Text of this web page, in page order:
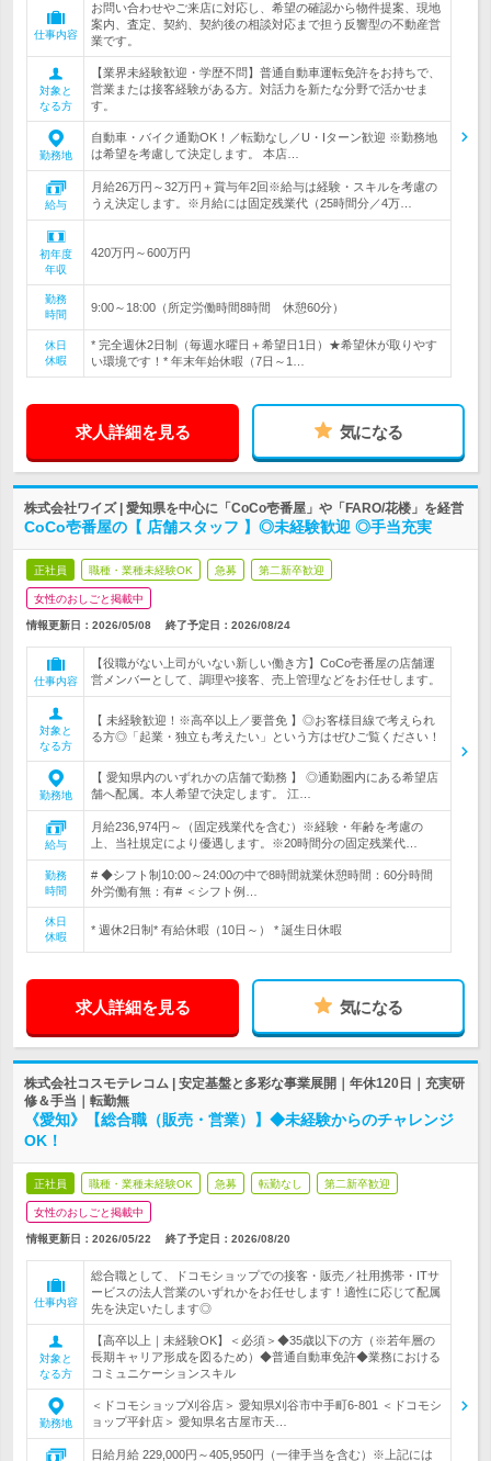
仕事内容
お問い合わせやご来店に対応し、希望の確認から物件提案、現地
案内、査定、契約、契約後の相談対応まで担う反響型の不動産営
業です。
対象と
なる方
【業界未経験歓迎・学歴不問】普通自動車運転免許をお持ちで、
営業または接客経験がある方。対話力を新たな分野で活かせま
す。
勤務地
自動車・バイク通勤OK！／転勤なし／U・Iターン歓迎 ※勤務地
は希望を考慮して決定します。 本店…
給与
月給26万円～32万円＋賞与年2回※給与は経験・スキルを考慮の
うえ決定します。※月給には固定残業代（25時間分／4万…
初年度
年収
420万円～600万円
勤務
時間
9:00～18:00（所定労働時間8時間 休憩60分）
休日
休暇
* 完全週休2日制（毎週水曜日＋希望日1日）★希望休が取りやす
い環境です！* 年末年始休暇（7日～1…
求人詳細を見る 気になる
株式会社ワイズ | 愛知県を中心に「CoCo壱番屋」や「FARO/花楼」を経営
CoCo壱番屋の【 店舗スタッフ 】◎未経験歓迎 ◎手当充実
正社員 職種・業種未経験OK 急募 第二新卒歓迎
女性のおしごと掲載中
情報更新日：2026/05/08 終了予定日： 2026/08/24
仕事内容
【役職がない上司がいない新しい働き方】CoCo壱番屋の店舗運
営メンバーとして、調理や接客、売上管理などをお任せします。
対象と
なる方
【 未経験歓迎！※高卒以上／要普免 】◎お客様目線で考えられ
る方◎「起業・独立も考えたい」という方はぜひご覧ください！
勤務地
【 愛知県内のいずれかの店舗で勤務 】 ◎通勤圏内にある希望店
舗へ配属。本人希望で決定します。 江…
給与
月給236,974円～（固定残業代を含む）※経験・年齢を考慮の
上、当社規定により優遇します。※20時間分の固定残業代…
勤務
時間
# ◆シフト制10:00～24:00の中で8時間就業休憩時間：60分時間
外労働有無：有# ＜シフト例…
休日
休暇
* 週休2日制* 有給休暇（10日～） * 誕生日休暇
求人詳細を見る 気になる
株式会社コスモテレコム | 安定基盤と多彩な事業展開｜年休120日｜充実研
修＆手当｜転勤無
《愛知》【総合職（販売・営業）】◆未経験からのチャレンジ
OK！
正社員 職種・業種未経験OK 急募 転勤なし 第二新卒歓迎
女性のおしごと掲載中
情報更新日：2026/05/22 終了予定日： 2026/08/20
仕事内容
総合職として、ドコモショップでの接客・販売／社用携帯・ITサ
ービスの法人営業のいずれかをお任せします！適性に応じて配属
先を決定いたします◎
対象と
なる方
【高卒以上｜未経験OK】＜必須＞◆35歳以下の方（※若年層の
長期キャリア形成を図るため）◆普通自動車免許◆業務における
コミュニケーションスキル
勤務地
＜ドコモショップ刈谷店＞ 愛知県刈谷市中手町6-801 ＜ドコモシ
ョップ平針店＞ 愛知県名古屋市天…
日給月給 229,000円～405,950円（一律手当を含む）※上記には